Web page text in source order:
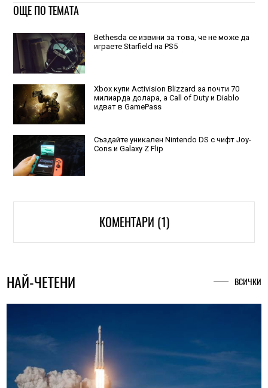
ОЩЕ ПО ТЕМАТА
Bethesda се извини за това, че не може да
играете Starfield на PS5
Xbox купи Activision Blizzard за почти 70
милиарда долара, а Call of Duty и Diablo
идват в GamePass
Създайте уникален Nintendo DS с чифт Joy-
Cons и Galaxy Z Flip
КОМЕНТАРИ (1)
НАЙ-ЧЕТЕНИ ВСИЧКИ